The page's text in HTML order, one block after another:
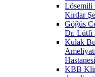
Lösemili
Kırdar
Göğüs
Dr. Lütfi
Kulak
KBB